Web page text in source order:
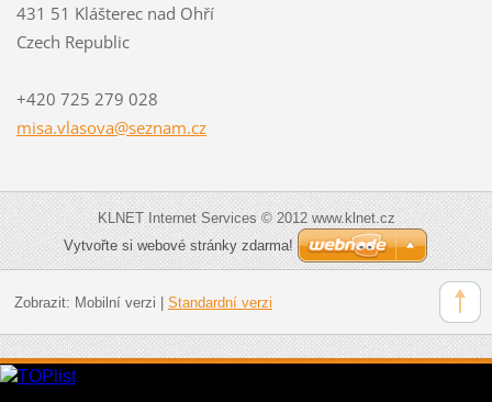
431 51 Klášterec nad Ohří
Czech Republic
+420 725 279 028
misa.vlasova@seznam.cz
KLNET Internet Services © 2012 www.klnet.cz
Vytvořte si webové stránky zdarma!
Zobrazit: Mobilní verzi Standardní verzi